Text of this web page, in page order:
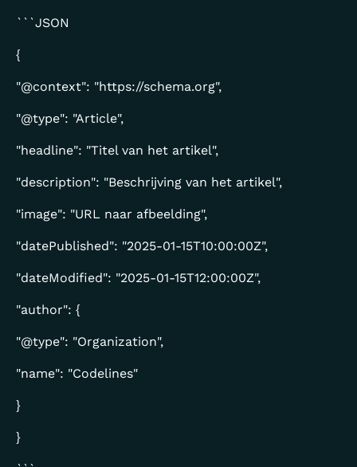
```JSON
{
"@context": "https://schema.org",
"@type": "Article",
"headline": "Titel van het artikel",
"description": "Beschrijving van het artikel",
"image": "URL naar afbeelding",
"datePublished": "2025-01-15T10:00:00Z",
"dateModified": "2025-01-15T12:00:00Z",
"author": {
"@type": "Organization",
"name": "Codelines"
}
}